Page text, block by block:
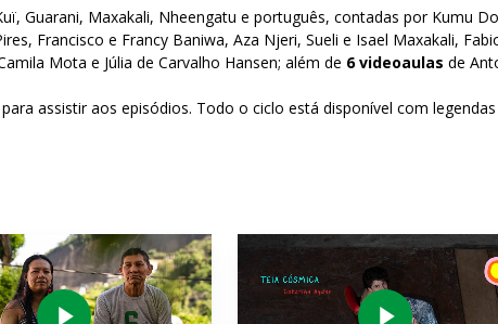
Guarani, Maxakali, Nheengatu e português, contadas por Kumu
Francisco e Francy Baniwa, Aza Njeri, Sueli e Isael Maxakali,
Mota e Júlia de Carvalho Hansen; além de 6 videoaulas de
assistir aos episódios. Todo o ciclo está disponível com
Play Video Play Video